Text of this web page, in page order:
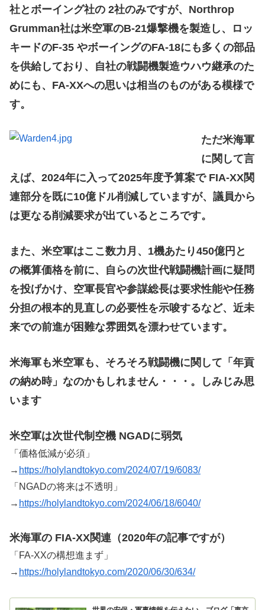
社とボーイング社の 2社のみですが、Northrop
Grumman社は米空軍のB-21爆撃機を製造し、ロッ
キードのF-35 やボーイングのFA-18にも多くの部品
を供給しており、自社の戦闘機製造ウハウ継承のた
めにも、FA-XXへの思いは相当のものがある模様で
す。
ただ米海軍
に関して言
えば、2024年に入って2025年度予算案で FIA-XX関
連部分を既に10億ドル削減していますが、議員から
は更なる削減要求が出ているところです。
また、米空軍はここ数力月、1機あたり450億円と
の概算価格を前に、自らの次世代戦闘機計画に疑問
を投げかけ、空軍長官や参謀総長は要求性能や任務
分担の根本的見直しの必要性を示唆するなど、近未
来での前進が困難な雰囲気を漂わせています。
米海軍も米空軍も、そろそろ戦闘機に関して「年貢
の納め時」なのかもしれません・・・。しみじみ思
います
米空軍は次世代制空機 NGADに弱気
「価格低減が必須」
→ https://holylandtokyo.com/2024/07/19/6083/
「NGADの将来は不透明」
→ https://holylandtokyo.com/2024/06/18/6040/
米海軍の FIA-XX関連（2020年の記事ですが）
「FA-XXの構想進まず」
→ https://holylandtokyo.com/2020/06/30/634/